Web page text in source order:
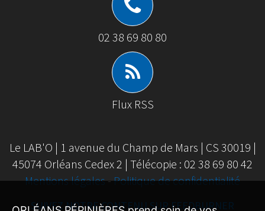
02 38 69 80 80
Flux RSS
Le LAB'O | 1 avenue du Champ de Mars | CS 30019 |
45074 Orléans Cedex 2 | Télécopie : 02 38 69 80 42
Mentions légales-Politique de confidentialité
SUIVEZ NOTRE CONTENU SUR FEEDBURNER